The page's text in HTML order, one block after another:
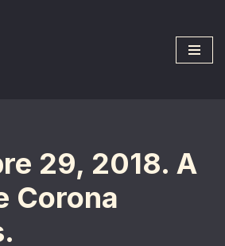
29, 2018. A
Corona